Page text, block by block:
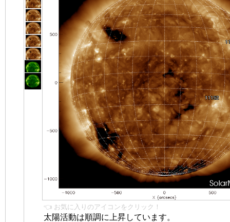
👈 お気に入りのアイコンをクリック！
太陽活動は順調に上昇しています。